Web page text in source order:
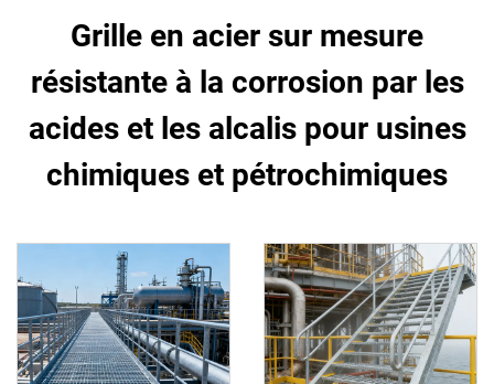
Grille en acier sur mesure
résistante à la corrosion par les
acides et les alcalis pour usines
chimiques et pétrochimiques